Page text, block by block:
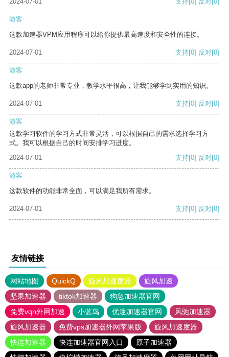
游客
这款加速器VPM应用程序可以给你提供最高速度和安全性的连接。
2024-07-01 支持[0] 反对[0]
游客
这款app的老师非常专业，教学水平很高，让我能够学到实用的知识。
2024-07-01 支持[0] 反对[0]
游客
这款学习软件的学习方式非常灵活，可以根据自己的需求选择学习方
式。我可以根据自己的时间安排学习进度。
2024-07-01
支持[0] 反对[0]
游客
这款软件的功能非常全面，可以满足我所有需求。
2024-07-01 支持[0] 反对[0]
友情链接
网站地图 QuickQ 旋风加速度器
旋风加速
坚果加速器
tiktok加速器
狗急加速器官网
免费vqn外网加速
小蓝鸟 优途加速器官网
风驰加速器
旋风加速器
免费vps加速器外网苹果版
旋风加速度器
快连加速器
快连加速器官网入口
原子加速器